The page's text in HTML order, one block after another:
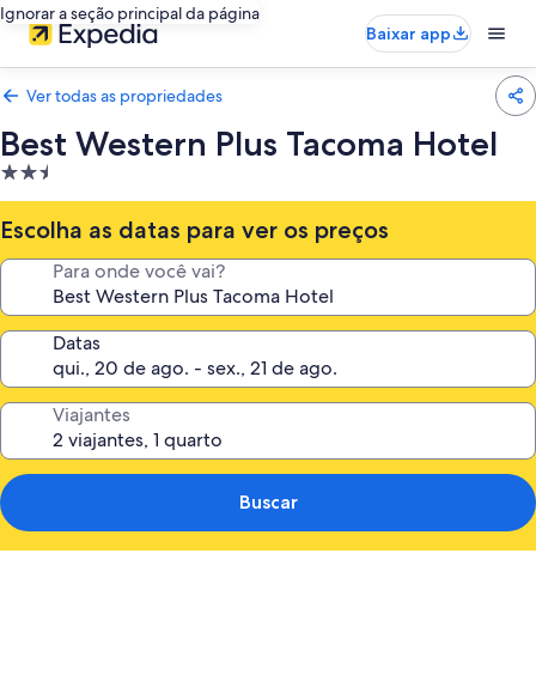
Ignorar a seção principal da página
Baixar app
Ver todas as propriedades
Best Western Plus Tacoma Hotel
Propriedade
2.5
estrelas
Escolha as datas para ver os preços
Para onde você vai?
Datas
Viajantes
Buscar